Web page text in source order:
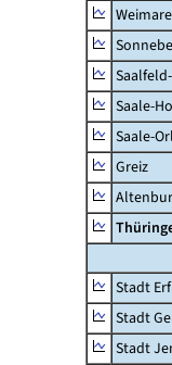
Saale-
Saale-
Greiz
Stadt
Stadt
Stadt